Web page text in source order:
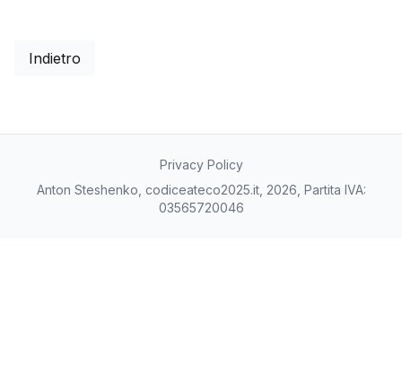
Indietro
Privacy Policy
Anton Steshenko, codiceateco2025.it, 2026, Partita IVA:
03565720046